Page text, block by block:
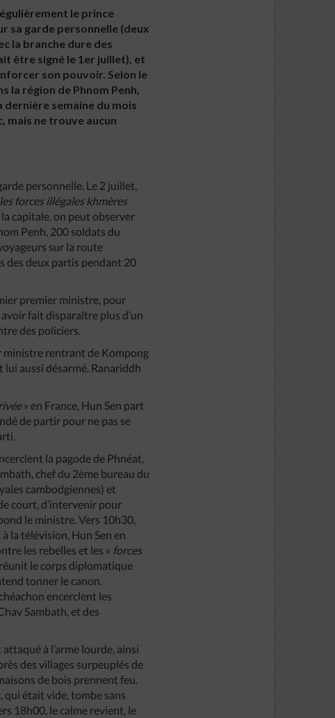
le prince
sa garde personnelle (deux
la branche dure des
être signé le 1er juillet), et
son pouvoir. Selon le
la région de Phnom Penh,
dernière semaine du mois
mais ne trouve aucun
personnelle. Le 2 juillet,
forces illégales khmères
la capitale, on peut observer
Penh, 200 soldats du
sur la route
des deux partis pendant 20
premier ministre, pour
fait disparaître plus d’un
des policiers.
ministre rentrant de Kompong
aussi désarmé. Ranariddh
» en France, Hun Sen part
de partir pour ne pas se
la pagode de Phnéat,
chef du 2ème bureau du
cambodgiennes) et
court, d’intervenir pour
le ministre. Vers 10h30,
la télévision, Hun Sen en
les rebelles et les « forces
le corps diplomatique
tonner le canon.
encerclent les
Sambath, et des
à l’arme lourde, ainsi
des villages surpeuplés de
de bois prennent feu.
qui était vide, tombe sans
18h00, le calme revient, le